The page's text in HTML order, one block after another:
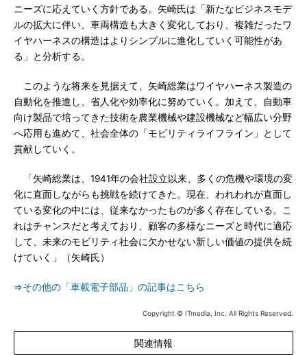
ニーズに応えていく方針である。矢崎氏は「新たなビジネスモデ
ルの拡大に伴い、車両構造も大きく変化しており、複雑だったワ
イヤハーネスの構造はよりシンプルに進化していく可能性があ
る」と分析する。
このような将来を見据えて、矢崎総業はワイヤハーネス製造の
自動化を推進し、省人化や効率化に努めていく。加えて、自動車
向け製品で培ってきた技術を農業機械や建設機械など幅広い分野
へ応用も進めて、社会全体の「モビリティライフライン」として
貢献していく。
「矢崎総業は、1941年の会社設立以来、多くの危機や環境の変
化に直面しながらも挑戦を続けてきた。現在、われわれが直面し
ている変化の中には、従来なかったものが多く存在している。こ
れはチャンスだと考えており、顧客の多様なニーズと時代に適応
して、未来のモビリティ社会に欠かせない新しい価値の提供を続
けていく」（矢崎氏）
⇒その他の「車載電子部品」の記事はこちら
Copyright © ITmedia, Inc. All Rights Reserved.
関連情報